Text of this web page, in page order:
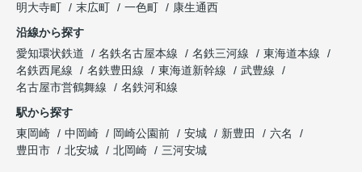
明大寺町
末広町 一色町
康生通西
沿線から探す
愛知環状鉄道
名鉄名古屋本線 名鉄三河線
東海道本線
名鉄西尾線
名鉄豊田線 東海道新幹線
武豊線
名古屋市営鶴舞線
名鉄河和線
駅から探す
東岡崎
中岡崎 岡崎公園前 安城 新豊田
六名
豊田市
北安城 北岡崎 三河安城